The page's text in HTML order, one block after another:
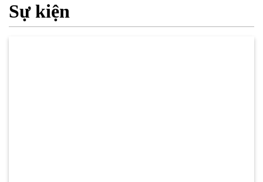
Sự kiện